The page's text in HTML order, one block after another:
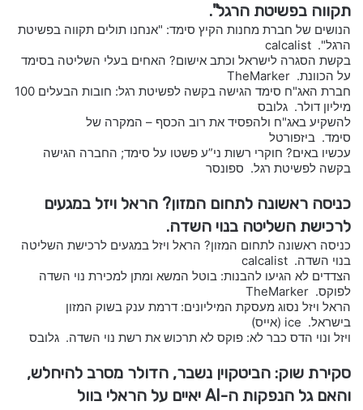
תקווה בפשיטת הרגל".
הנושים של חברת מחנות הקיץ סימד: "אנחנו תולים תקווה בפשיטת
הרגל". calcalist
בקשת הסגרה לישראל וכתב אישום? האחים בעלי השליטה בסימד
על הכוונת. TheMarker
חברת האג"ח סימד הגישה בקשה לפשיטת רגל: חובות הבעלים 100
מיליון דולר. גלובס
להשקיע באג"ח ולהפסיד את רוב הכסף – המקרה של
סימד. ביזפורטל
עכשיו באים? חוקרי רשות ני”ע פשטו על סימד; החברה הגישה
בקשה לפשיטת רגל. ספונסר
כניסה ראשונה לתחום המזון? הראל ויזל במגעים
לרכישת השליטה בנוי השדה.
כניסה ראשונה לתחום המזון? הראל ויזל במגעים לרכישת השליטה
בנוי השדה. calcalist
הצדדים לא הגיעו להבנות: בוטל המשא ומתן למכירת נוי השדה
לפוקס. TheMarker
הראל ויזל נסוג מעסקת המיליונים: דרמת ענק בשוק המזון
בישראל. ice (אייס)
ויזל ונוי הדס כבר לא: פוקס לא תרכוש את רשת נוי השדה. גלובס
סקירת שוק: הביטקוין נשבר, הדולר מסרב להיחלש,
והאם גל הנפקות ה-AI יאיים על הראלי בוול